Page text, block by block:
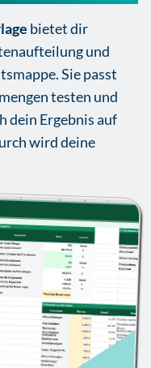
bietet dir
und
Sie passt
testen und
dein Ergebnis auf
wird deine